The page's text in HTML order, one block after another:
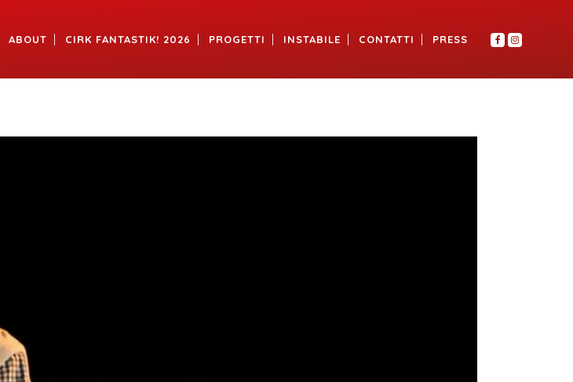
ABOUT CIRK FANTASTIK! 2026 PROGETTI INSTABILE CONTATTI PRESS